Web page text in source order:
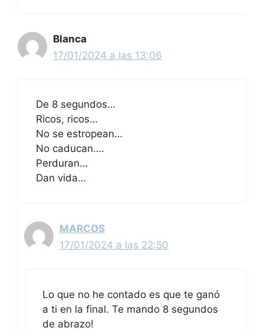
Blanca
17/01/2024 a las 13:06
De 8 segundos…
Ricos, ricos…
No se estropean…
No caducan….
Perduran…
Dan vida…
MARCOS
17/01/2024 a las 22:50
Lo que no he contado es que te ganó
a ti en la final. Te mando 8 segundos
de abrazo!